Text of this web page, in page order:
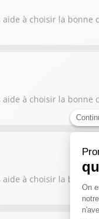
aide à choisir la
aide à choisir la
aide à choisir la